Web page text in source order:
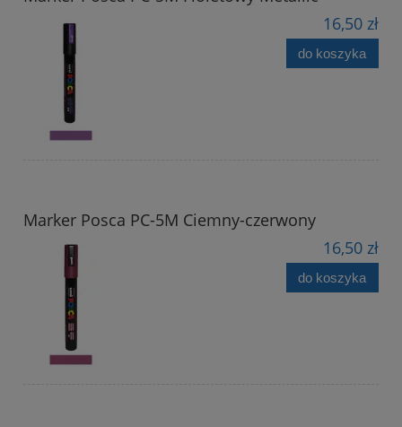
16,50 zł
do koszyka
Marker Posca PC-5M Ciemny-czerwony
16,50 zł
do koszyka